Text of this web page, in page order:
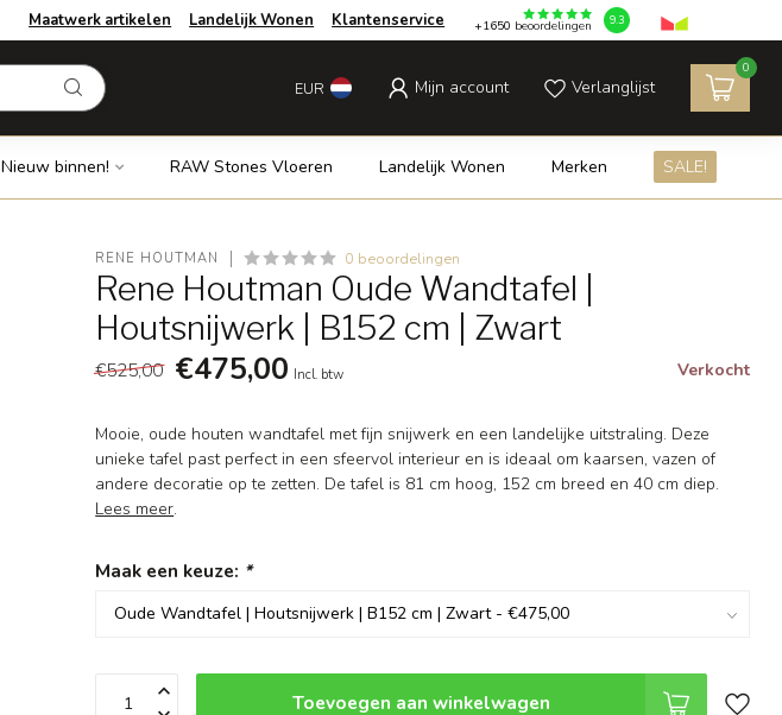
Maatwerk artikelen Landelijk Wonen Klantenservice +1650 beoordelingen 9.3
EUR Mijn account Verlanglijst
0
Nieuw binnen! RAW Stones Vloeren Landelijk Wonen Merken SALE!
RENE HOUTMAN 0 beoordelingen
Rene Houtman Oude Wandtafel |
Houtsnijwerk | B152 cm | Zwart
€525,00 €475,00 Incl. btw Verkocht
Mooie, oude houten wandtafel met fijn snijwerk en een landelijke uitstraling. Deze
unieke tafel past perfect in een sfeervol interieur en is ideaal om kaarsen, vazen of
andere decoratie op te zetten. De tafel is 81 cm hoog, 152 cm breed en 40 cm diep.
Lees meer.
Maak een keuze: *
Toevoegen aan winkelwagen